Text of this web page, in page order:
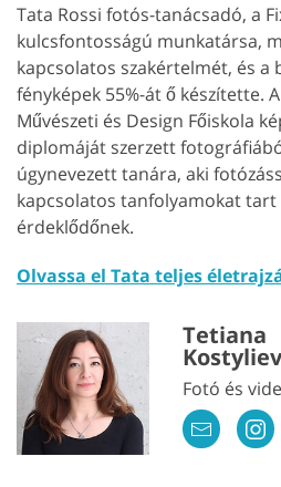
Tata Rossi fotós-tanácsadó, a
kulcsfontosságú munkatársa,
kapcsolatos szakértelmét, és
fényképek 55%-át ő készítette.
Művészeti és Design Főiskola
diplomáját szerzett
úgynevezett tanára, aki
kapcsolatos tanfolyamokat tart
érdeklődőnek.
Olvassa el Tata teljes
Tetiana
Fotó és